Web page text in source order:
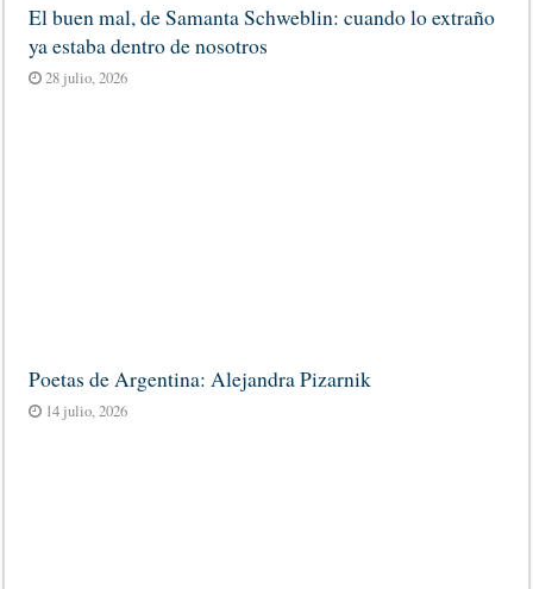
El buen mal, de Samanta Schweblin: cuando lo extraño
ya estaba dentro de nosotros
28 julio, 2026
Poetas de Argentina: Alejandra Pizarnik
14 julio, 2026